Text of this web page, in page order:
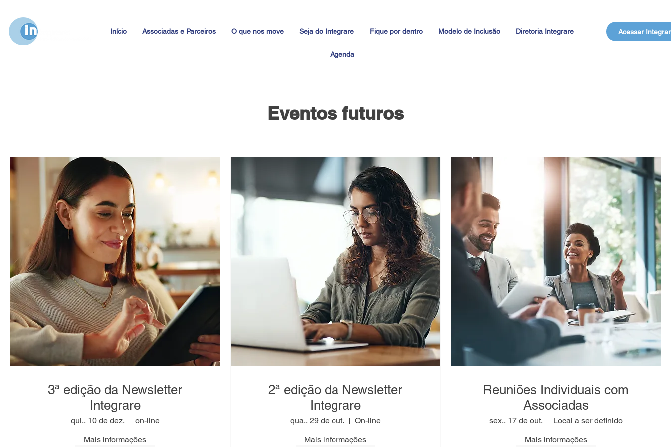
Início Associadas e Parceiros O que nos move Seja do Integrare Fique por dentro Modelo de Inclusão Diretoria Integrare
Agenda
Acessar
Eventos futuros
3ª edição da Newsletter
Integrare
qui., 10 de dez.
on-line
Mais informações
2ª edição da Newsletter
Integrare
qua., 29 de out.
On-line
Mais informações
Reuniões Individuais com
Associadas
sex., 17 de out.
Local a ser definido
Mais informações